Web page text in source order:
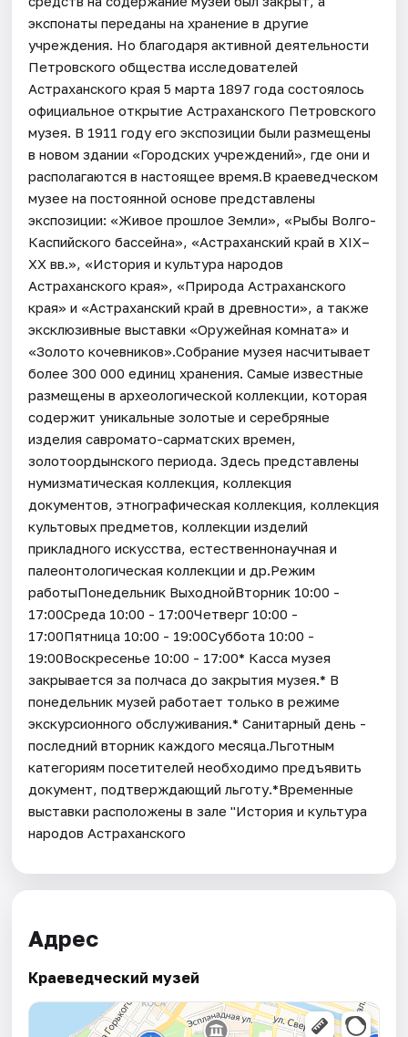
экспонаты переданы на хранение в другие
учреждения. Но благодаря активной деятельности
Петровского общества исследователей
Астраханского края 5 марта 1897 года состоялось
официальное открытие Астраханского Петровского
музея. В 1911 году его экспозиции были размещены
в новом здании «Городских учреждений», где они и
располагаются в настоящее время.В краеведческом
музее на постоянной основе представлены
экспозиции: «Живое прошлое Земли», «Рыбы Волго-
Каспийского бассейна», «Астраханский край в XIX–
XX вв.», «История и культура народов
Астраханского края», «Природа Астраханского
края» и «Астраханский край в древности», а также
эксклюзивные выставки «Оружейная комната» и
«Золото кочевников».Собрание музея насчитывает
более 300 000 единиц хранения. Самые известные
размещены в археологической коллекции, которая
содержит уникальные золотые и серебряные
изделия савромато-сарматских времен,
золотоордынского периода. Здесь представлены
нумизматическая коллекция, коллекция
документов, этнографическая коллекция, коллекция
культовых предметов, коллекции изделий
прикладного искусства, естественнонаучная и
палеонтологическая коллекции и др.Режим
работыПонедельник ВыходнойВторник 10:00 -
17:00Среда 10:00 - 17:00Четверг 10:00 -
17:00Пятница 10:00 - 19:00Суббота 10:00 -
19:00Воскресенье 10:00 - 17:00* Касса музея
закрывается за полчаса до закрытия музея.* В
понедельник музей работает только в режиме
экскурсионного обслуживания.* Санитарный день -
последний вторник каждого месяца.Льготным
категориям посетителей необходимо предъявить
документ, подтверждающий льготу.*Временные
выставки расположены в зале "История и культура
народов Астраханского
Адрес
Краеведческий музей